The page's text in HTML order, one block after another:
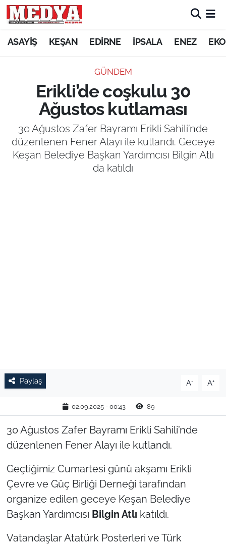
ASAYİŞ KEŞAN EDİRNE İPSALA ENEZ
GÜNDEM
Erikli’de coşkulu 30
Ağustos kutlaması
30 Ağustos Zafer Bayramı Erikli Sahili’nde
düzenlenen Fener Alayı ile kutlandı. Geceye
Keşan Belediye Başkan Yardımcısı Bilgin Atlı
da katıldı
Paylaş A- A+
02.09.2025 - 00:43 89
30 Ağustos Zafer Bayramı Erikli Sahili’nde
düzenlenen Fener Alayı ile kutlandı.
Geçtiğimiz Cumartesi günü akşamı Erikli
Çevre ve Güç Birliği Derneği tarafından
organize edilen geceye Keşan Belediye
Başkan Yardımcısı Bilgin Atlı katıldı.
Vatandaşlar Atatürk Posterleri ve Türk
KEŞAN
ASAYİŞ
SİYASET
GÜNDEM
EDİRNE
KIRKLARELİ
ÇANAKKALE
TÜRKİYE
Bölge